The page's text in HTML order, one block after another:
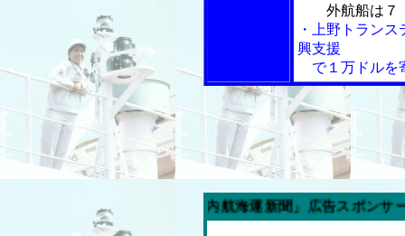
外航船は７
・上野トラン
興支援
で１万ドルを
今週の「内航海運新聞」広告スポンサー企業